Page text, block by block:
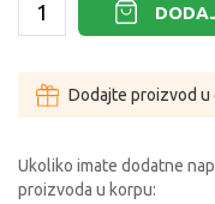
Dodajte proizvod
Ukoliko imate dodatne
proizvoda u korpu: